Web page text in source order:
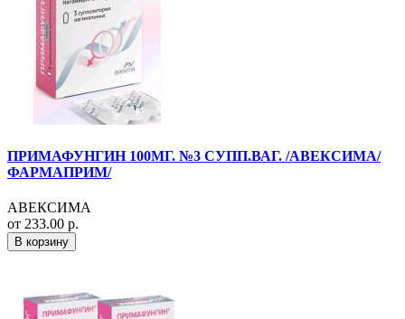
ПРИМАФУНГИН 100МГ. №3 СУПП.ВАГ. /АВЕКСИМА/
ФАРМАПРИМ/
АВЕКСИМА
от 233.00 р.
В корзину